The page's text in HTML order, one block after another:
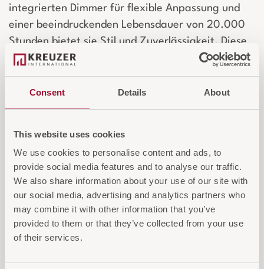
Consent Details About
This website uses cookies
We use cookies to personalise content and ads, to
provide social media features and to analyse our traffic.
We also share information about your use of our site with
our social media, advertising and analytics partners who
may combine it with other information that you’ve
provided to them or that they’ve collected from your use
of their services.
integrierten Dimmer für flexible Anpassung und
einer beeindruckenden Lebensdauer von 20.000
Stunden bietet sie Stil und Zuverlässigkeit. Diese
langlebige Leuchte ist die perfekte Wahl für
gehobene Hotelambiente und schafft eine
einladende Atmosphäre.
Login für Preise und Warenkorb
IN DEN WARENKORB
AUF DIE ANFRAGELISTE